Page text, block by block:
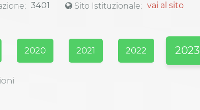
3401 Sito Istituzionale: vai al sito
2020 2021 2022 2023